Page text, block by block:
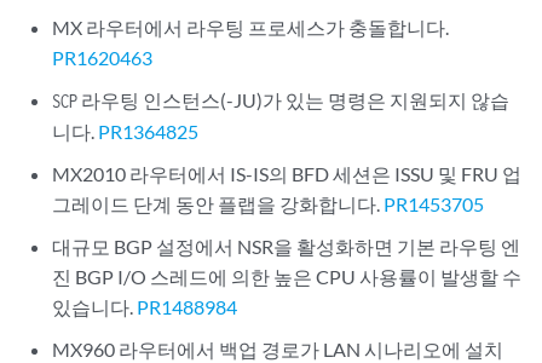
MX 라우터에서 라우팅 프로세스가 충돌합니다.
PR1620463
SCP 라우팅 인스턴스(-JU)가 있는 명령은 지원되지 않습
니다. PR1364825
MX2010 라우터에서 IS-IS의 BFD 세션은 ISSU 및 FRU 업
그레이드 단계 동안 플랩을 강화합니다. PR1453705
대규모 BGP 설정에서 NSR을 활성화하면 기본 라우팅 엔
진 BGP I/O 스레드에 의한 높은 CPU 사용률이 발생할 수
있습니다. PR1488984
MX960 라우터에서 백업 경로가 LAN 시나리오에 설치